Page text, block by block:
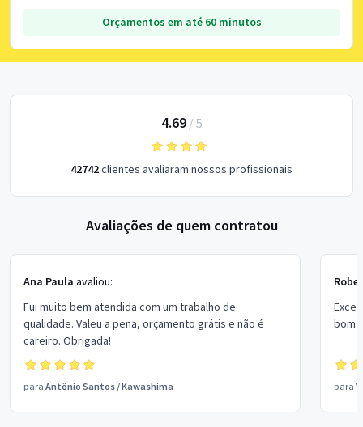
Orçamentos em até 60 minutos
4.69/ 5
42742clientes avaliaram nossos profissionais
Avaliações de quem contratou
Ana Paula avaliou:
Fui muito bem atendida com um trabalho de
qualidade. Valeu a pena, orçamento grátis e não é
careiro. Obrigada!
para Antônio Santos /Kawashima
bom
para